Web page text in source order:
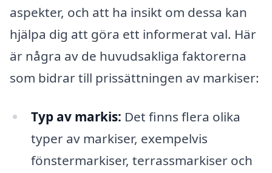
aspekter, och att ha insikt om dessa kan
hjälpa dig att göra ett informerat val. Här
är några av de huvudsakliga faktorerna
som bidrar till prissättningen av markiser:
Typ av markis: Det finns flera olika
typer av markiser, exempelvis
fönstermarkiser, terrassmarkiser och